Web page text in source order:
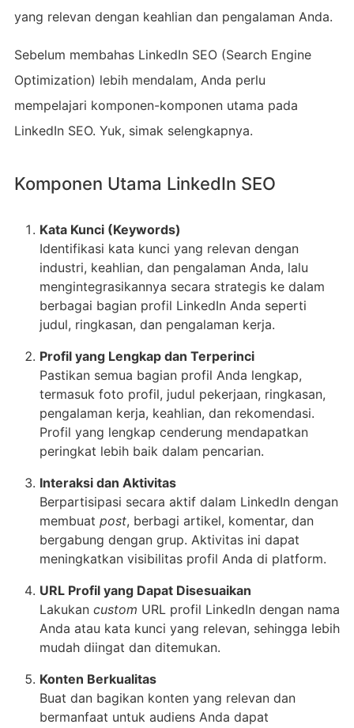
yang relevan dengan keahlian dan pengalaman Anda.
Sebelum membahas LinkedIn SEO (Search Engine
Optimization) lebih mendalam, Anda perlu
mempelajari komponen-komponen utama pada
LinkedIn SEO. Yuk, simak selengkapnya.
Komponen Utama LinkedIn SEO
Kata Kunci (Keywords)
Identifikasi kata kunci yang relevan dengan
industri, keahlian, dan pengalaman Anda, lalu
mengintegrasikannya secara strategis ke dalam
berbagai bagian profil LinkedIn Anda seperti
judul, ringkasan, dan pengalaman kerja.
Profil yang Lengkap dan Terperinci
Pastikan semua bagian profil Anda lengkap,
termasuk foto profil, judul pekerjaan, ringkasan,
pengalaman kerja, keahlian, dan rekomendasi.
Profil yang lengkap cenderung mendapatkan
peringkat lebih baik dalam pencarian.
Interaksi dan Aktivitas
Berpartisipasi secara aktif dalam LinkedIn dengan
membuat post, berbagi artikel, komentar, dan
bergabung dengan grup. Aktivitas ini dapat
meningkatkan visibilitas profil Anda di platform.
URL Profil yang Dapat Disesuaikan
Lakukan custom URL profil LinkedIn dengan nama
Anda atau kata kunci yang relevan, sehingga lebih
mudah diingat dan ditemukan.
Konten Berkualitas
Buat dan bagikan konten yang relevan dan
bermanfaat untuk audiens Anda dapat